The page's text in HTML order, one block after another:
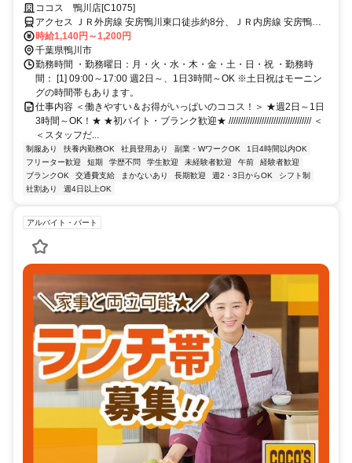
(夫)活躍中！短期OK！
ココス 鴨川店[C1075]
アクセス ＪＲ外房線 安房鴨川東口徒歩約8分、ＪＲ内房線 安房鴨川
東口徒歩約8分、ＪＲ内房線 太海徒歩約48分 「安房鴨川駅」徒歩10
分/国道128号線沿い
時給1,140円～1,200円
千葉県鴨川市
勤務時間 ・勤務曜日：月・火・水・木・金・土・日・祝 ・勤務時
間： [1] 09:00～17:00 週2日～、1日3時間～OK ※土日祝はモーニン
グの時間帯もあります。
仕事内容 ＜働きやすい＆お得がいっぱいのココス！＞ ★週2日～1日
3時間～OK！★ ★初バイト・ブランク歓迎★ /////////////////////////////////// ＜
＜スタッフだ...
制服あり 扶養内勤務OK 社員登用あり 副業・WワークOK
1日4時間以内OK
フリーター歓迎
短期 学歴不問 学生歓迎 未経験者歓迎 午前
経験者歓迎
ブランクOK
交通費支給 まかないあり 長期歓迎 週2・3日からOK
シフト制
社割あり
週4日以上OK
アルバイト・パート